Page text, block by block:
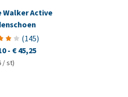
Walker Active
(145)
- € 45,25
/ st)